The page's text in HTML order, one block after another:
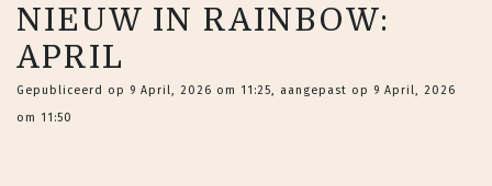
NIEUW IN RAINBOW:
APRIL
Gepubliceerd op 9 April, 2026 om 11:25, aangepast op 9 April, 2026
om 11:50